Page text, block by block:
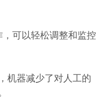
可以轻松调整和监控
机器减少了对人工的